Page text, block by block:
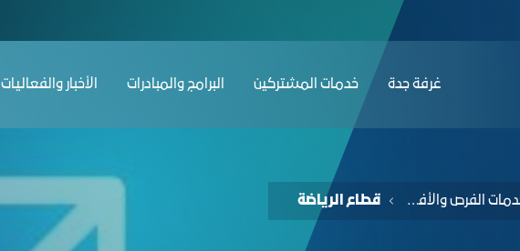
- غرفة جدة
ﻏﺮﻓﺔ ﺟﺪة ﺧﺪﻣﺎت المشتركين البرامج والمبادرات الأخبار والفعاليات
خدمات الفرص والأفكار الاستثمارية قطاع الرياضة